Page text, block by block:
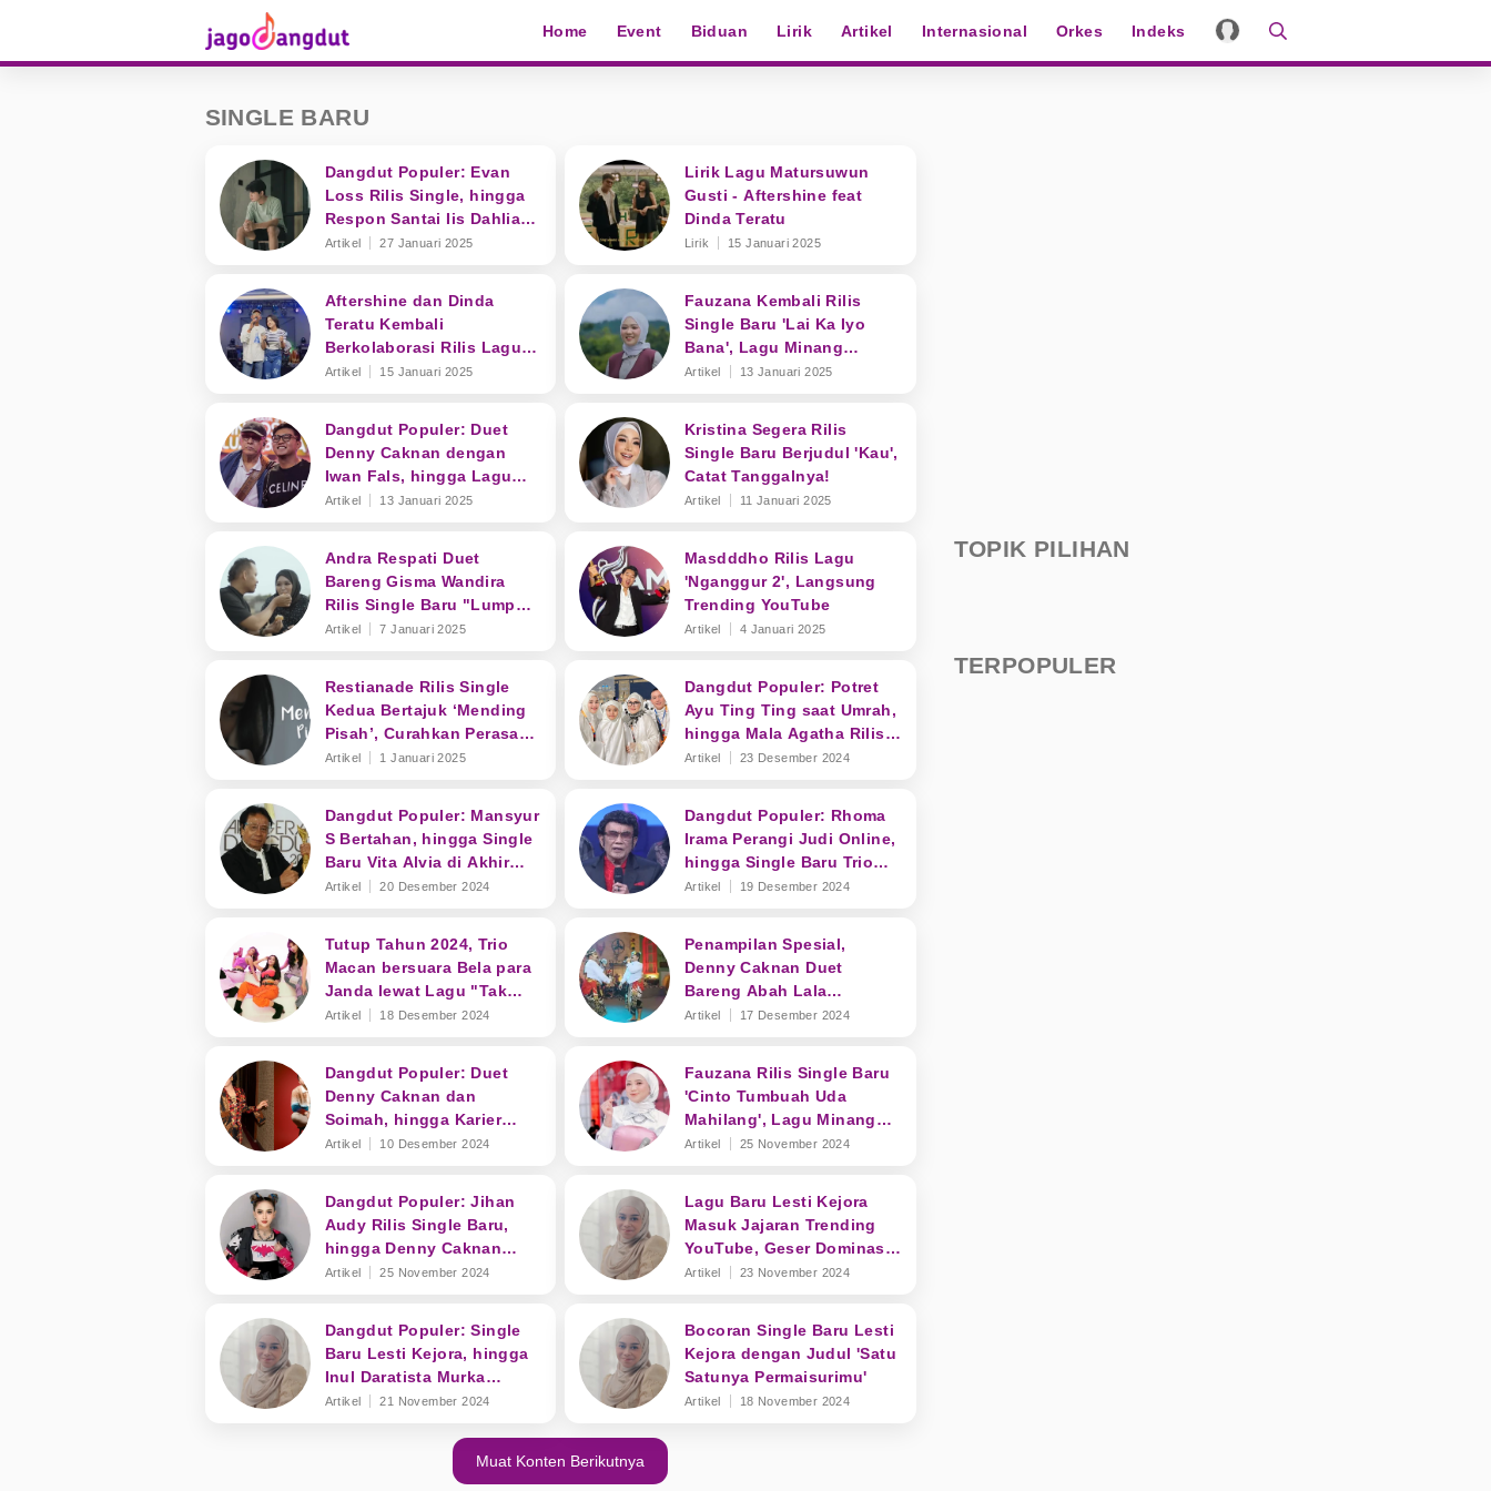
Home Event Biduan Lirik Artikel Internasional Orkes Indeks
SINGLE BARU
Dangdut Populer: Evan
Loss Rilis Single, hingga
Respon Santai Iis Dahlia
Dihujat Salah Lirik
Artikel 27 Januari 2025
Lirik Lagu Matursuwun
Gusti - Aftershine feat
Dinda Teratu
Lirik 15 Januari 2025
Aftershine dan Dinda
Teratu Kembali
Berkolaborasi Rilis Lagu
'Matursuwun Gusti'
Artikel 15 Januari 2025
Fauzana Kembali Rilis
Single Baru 'Lai Ka Iyo
Bana', Lagu Minang
Langsung Trending
Artikel 13 Januari 2025
Dangdut Populer: Duet
Denny Caknan dengan
Iwan Fals, hingga Lagu
Baru Putri Isnari
Artikel 13 Januari 2025
Kristina Segera Rilis
Single Baru Berjudul 'Kau',
Catat Tanggalnya!
Artikel 11 Januari 2025
Andra Respati Duet
Bareng Gisma Wandira
Rilis Single Baru "Lumpur
Dan Berlian"
Artikel 7 Januari 2025
Masdddho Rilis Lagu
'Nganggur 2', Langsung
Trending YouTube
Artikel 4 Januari 2025
Restianade Rilis Single
Kedua Bertajuk ‘Mending
Pisah’, Curahkan Perasaan
Secara Personal
Artikel 1 Januari 2025
Dangdut Populer: Potret
Ayu Ting Ting saat Umrah,
hingga Mala Agatha Rilis
Single Baru
Artikel 23 Desember 2024
Dangdut Populer: Mansyur
S Bertahan, hingga Single
Baru Vita Alvia di Akhir
Tahun 2024
Artikel 20 Desember 2024
Dangdut Populer: Rhoma
Irama Perangi Judi Online,
hingga Single Baru Trio
Macan
Artikel 19 Desember 2024
Tutup Tahun 2024, Trio
Macan bersuara Bela para
Janda lewat Lagu "Tak
Gentar Bela Yang Bayar"
Artikel 18 Desember 2024
Penampilan Spesial,
Denny Caknan Duet
Bareng Abah Lala
Bawakan Lagu 'Delik-
Artikel 17 Desember 2024
Dangdut Populer: Duet
Denny Caknan dan
Soimah, hingga Karier
Jirayut di Indonesia
Artikel 10 Desember 2024
Fauzana Rilis Single Baru
'Cinto Tumbuah Uda
Mahilang', Lagu Minang
Jadi Favorit
Artikel 25 November 2024
Dangdut Populer: Jihan
Audy Rilis Single Baru,
hingga Denny Caknan
Makin Mendunia
Artikel 25 November 2024
Lagu Baru Lesti Kejora
Masuk Jajaran Trending
YouTube, Geser Dominasi
K-Pop
Artikel 23 November 2024
Dangdut Populer: Single
Baru Lesti Kejora, hingga
Inul Daratista Murka
dengan Karyawannya
Artikel 21 November 2024
Bocoran Single Baru Lesti
Kejora dengan Judul 'Satu
Satunya Permaisurimu'
Artikel 18 November 2024
Muat Konten Berikutnya
TOPIK PILIHAN
TERPOPULER